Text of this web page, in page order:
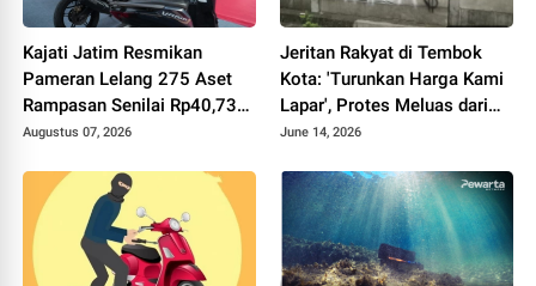
Kajati Jatim Resmikan
Pameran Lelang 275 Aset
Rampasan Senilai Rp40,73
Miliar, Ini Jadwal dan Jenis
Augustus 07, 2026
Jeritan Rakyat di Tembok
Kota: 'Turunkan Harga Kami
Lapar', Protes Meluas dari
Jember hingga Surabaya
June 14, 2026